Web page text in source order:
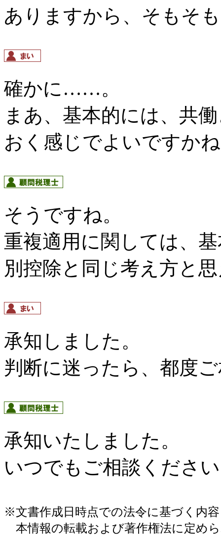
ありますから、そもそ
確かに……。
まあ、基本的には、共
おく感じでよいですか
そうですね。
重複適用に関しては、
別控除と同じ考え方と
承知しました。
判断に迷ったら、都度
承知いたしました。
いつでもご相談くださ
※文書作成日時点での法令に基づく内
本情報の転載および著作権法に定め